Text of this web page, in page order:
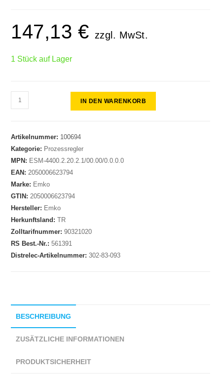
147,13 € zzgl. MwSt.
1 Stück auf Lager
IN DEN WARENKORB
Artikelnummer: 100694
Kategorie: Prozessregler
MPN: ESM-4400.2.20.2.1/00.00/0.0.0.0
EAN:2050006623794
Marke: Emko
GTIN:2050006623794
Hersteller: Emko
Herkunftsland:TR
Zolltarifnummer:90321020
RS Best.-Nr.:561391
Distrelec-Artikelnummer:302-83-093
BESCHREIBUNG
ZUSÄTZLICHE INFORMATIONEN
PRODUKTSICHERHEIT